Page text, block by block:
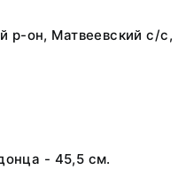
р-он, Матвеевский с/с,
- 45,5 см.